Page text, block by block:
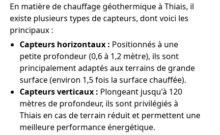
En matière de chauffage géothermique à Thiais, il
existe plusieurs types de capteurs, dont voici les
principaux :
Capteurs horizontaux : Positionnés à une
petite profondeur (0,6 à 1,2 mètre), ils sont
principalement adaptés aux terrains de grande
surface (environ 1,5 fois la surface chauffée).
Capteurs verticaux : Plongeant jusqu'à 120
mètres de profondeur, ils sont privilégiés à
Thiais en cas de terrain réduit et permettent une
meilleure performance énergétique.